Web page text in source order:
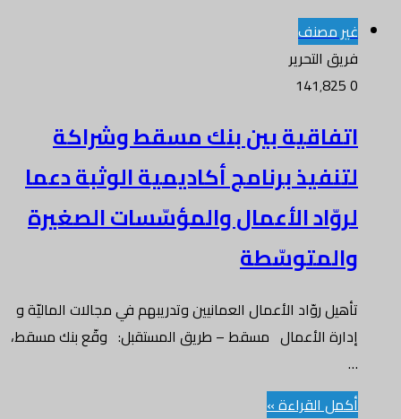
غير مصنف
فريق التحرير
0
اتفاقية بين بنك مسقط وشراكة
لتنفيذ برنامج أكاديمية الوثبة دعما
لروّاد الأعمال والمؤسّسات الصغيرة
والمتوسّطة
تأهيل روّاد الأعمال العمانيين وتدريبهم في مجالات الماليّة و
إدارة الأعمال مسقط – طريق المستقبل: وقّع بنك مسقط،
…
أكمل القراءة »